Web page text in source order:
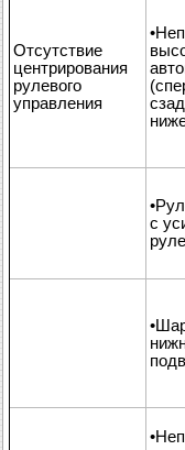
Отсутствие
центрирования
рулевого
управления
с